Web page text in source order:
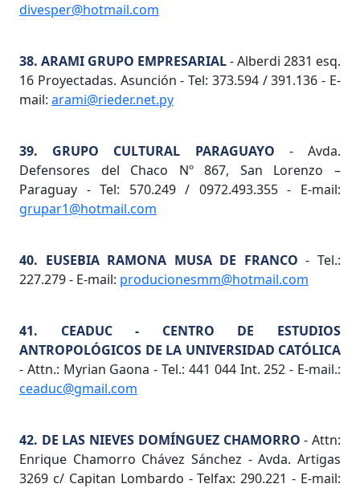
divesper@hotmail.com
38. ARAMI GRUPO EMPRESARIAL- Alberdi 2831 esq.
16 Proyectadas. Asunción - Tel: 373.594 / 391.136 - E-
mail: arami@rieder.net.py
39. GRUPO CULTURAL PARAGUAYO - Avda.
Defensores del Chaco Nº 867, San Lorenzo –
Paraguay - Tel: 570.249 / 0972.493.355 - E-mail:
grupar1@hotmail.com
40. EUSEBIA RAMONA MUSA DE FRANCO- Tel.:
227.279 - E-mail: producionesmm@hotmail.com
41. CEADUC - CENTRO DE ESTUDIOS
ANTROPOLÓGICOS DE LA UNIVERSIDAD CATÓLICA
- Attn.: Myrian Gaona - Tel.: 441 044 Int. 252 - E-mail.:
ceaduc@gmail.com
42. DE LAS NIEVES DOMÍNGUEZ CHAMORRO- Attn:
Enrique Chamorro Chávez Sánchez - Avda. Artigas
3269 c/ Capitan Lombardo - Telfax: 290.221 - E-mail: